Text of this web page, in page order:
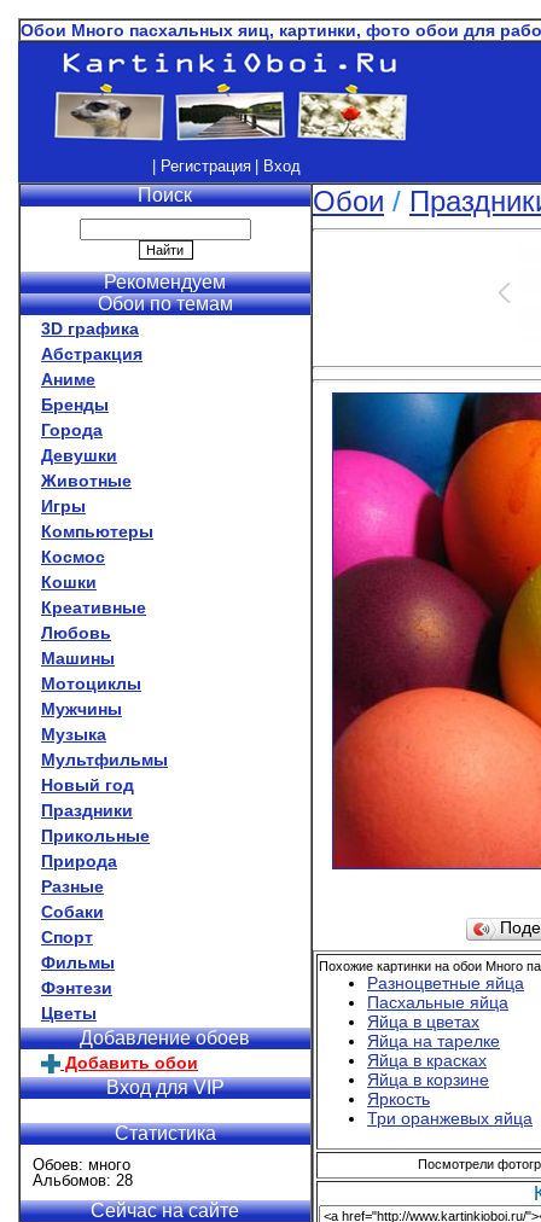
Обои Много пасхальных яиц, картинки, фото обои для
| Регистрация | Вход
Поиск
Рекомендуем
Обои по темам
3D графика
Абстракция
Аниме
Бренды
Города
Девушки
Животные
Игры
Компьютеры
Космос
Кошки
Креативные
Любовь
Машины
Мотоциклы
Мужчины
Музыка
Мультфильмы
Новый год
Праздники
Прикольные
Природа
Разные
Собаки
Спорт
Фильмы
Фэнтези
Цветы
Добавление обоев
Добавить обои
Вход для VIP
Статистика
Обоев: много
Альбомов: 28
Сейчас на сайте
Обои /
Похожие картинки на обои Много
Разноцветные яйца
Пасхальные яйца
Яйца в цветах
Яйца на тарелке
Яйца в красках
Яйца в корзине
Яркость
Три оранжевых яйца
Посмотрели